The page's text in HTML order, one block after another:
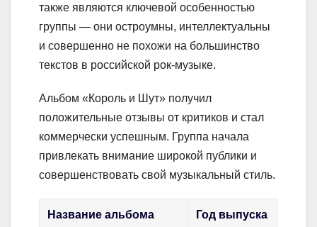
также являются ключевой особенностью
группы — они остроумны, интеллектуальны
и совершенно не похожи на большинство
текстов в российской рок-музыке.
Альбом «Король и Шут» получил
положительные отзывы от критиков и стал
коммерчески успешным. Группа начала
привлекать внимание широкой публики и
совершенствовать свой музыкальный стиль.
Название альбома Год выпуска